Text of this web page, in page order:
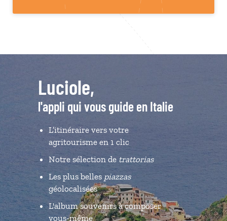
Luciole,
l'appli qui vous guide en Italie
L’itinéraire vers votre
agritourisme en 1 clic
Notre sélection de trattorias
Les plus belles piazzas
géolocalisées
L'album souvenirs à composer
vous-même